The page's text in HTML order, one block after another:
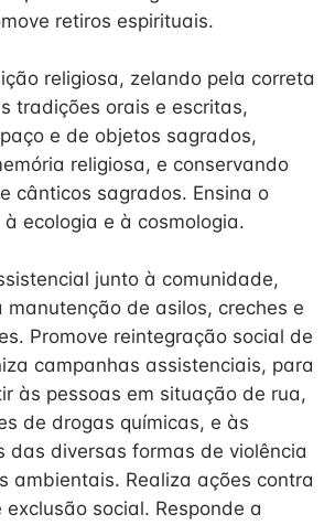
retiros espirituais.
religiosa, zelando pela correta
tradições orais e escritas,
e de objetos sagrados,
religiosa, e conservando
cânticos sagrados. Ensina o
ecologia e à cosmologia.
junto à comunidade,
manutenção de asilos, creches e
Promove reintegração social de
campanhas assistenciais, para
às pessoas em situação de rua,
de drogas químicas, e às
das diversas formas de violência
ambientais. Realiza ações contra
social. Responde a